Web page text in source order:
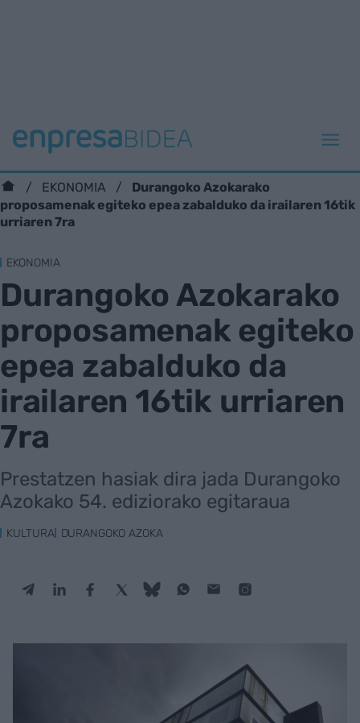
EKONOMIA
Durangoko Azokarako
proposamenak egiteko epea zabalduko da irailaren 16tik
urriaren 7ra
EKONOMIA
Durangoko Azokarako
proposamenak egiteko
epea zabalduko da
irailaren 16tik urriaren
7ra
Prestatzen hasiak dira jada Durangoko
Azokako 54. ediziorako egitaraua
KULTURA DURANGOKO AZOKA